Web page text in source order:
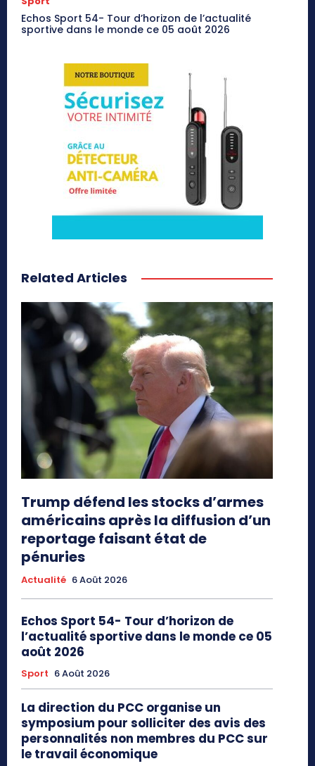
Echos Sport 54- Tour d’horizon de l’actualité
sportive dans le monde ce 05 août 2026
Related Articles
Trump défend les stocks d’armes
américains après la diffusion d’un
reportage faisant état de
pénuries
Actualité 6 Août 2026
Echos Sport 54- Tour d’horizon de
l’actualité sportive dans le monde ce 05
août 2026
Sport 6 Août 2026
La direction du PCC organise un
symposium pour solliciter des avis des
personnalités non membres du PCC sur
le travail économique